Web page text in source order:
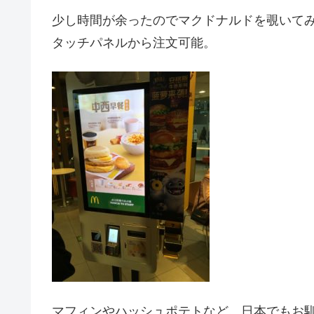
少し時間が余ったのでマクドナルドを覗いてみ
タッチパネルから注文可能。
マフィンやハッシュポテトなど、日本でもお